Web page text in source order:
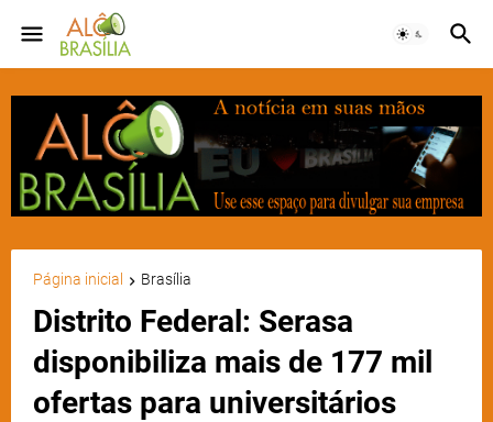
Página inicial Brasília
Distrito Federal: Serasa
disponibiliza mais de 177 mil
ofertas para universitários